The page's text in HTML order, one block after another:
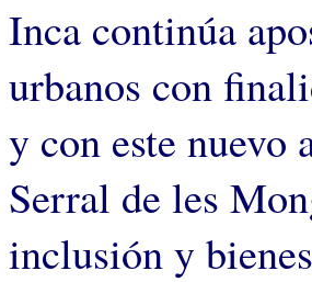
Inca continúa
urbanos con
y con este nuevo
Serral de les
inclusión y